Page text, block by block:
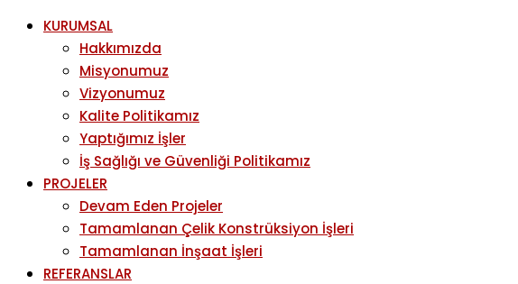
KURUMSAL
Hakkımızda
Misyonumuz
Vizyonumuz
Kalite Politikamız
Yaptığımız İşler
İş Sağlığı ve Güvenliği Politikamız
PROJELER
Devam Eden Projeler
Tamamlanan Çelik Konstrüksiyon İşleri
Tamamlanan İnşaat İşleri
REFERANSLAR